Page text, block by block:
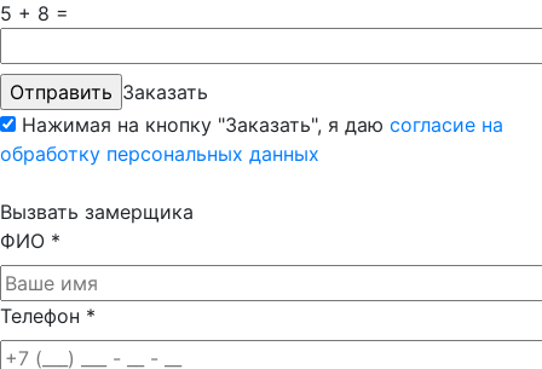
5 + 8 =
Заказать
Нажимая на кнопку "Заказать", я даю согласие на
обработку персональных данных
Вызвать замерщика
ФИО *
Телефон *